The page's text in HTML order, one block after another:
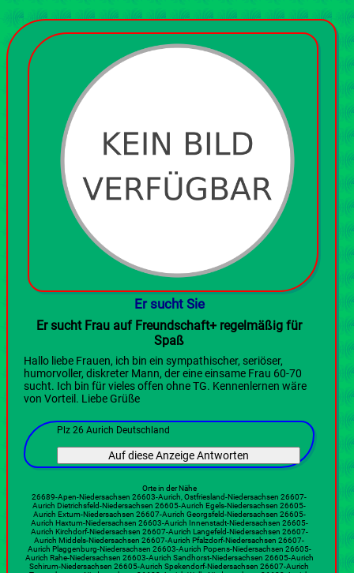
Er sucht Sie
Er sucht Frau auf Freundschaft+ regelmäßig für
Spaß
Hallo liebe Frauen, ich bin ein sympathischer, seriöser,
humorvoller, diskreter Mann, der eine einsame Frau 60-70
sucht. Ich bin für vieles offen ohne TG. Kennenlernen wäre
von Vorteil. Liebe Grüße
Plz 26 Aurich Deutschland
Orte in der Nähe
26689-Apen-Niedersachsen 26603-Aurich, Ostfriesland-Niedersachsen 26607-
Aurich Dietrichsfeld-Niedersachsen 26605-Aurich Egels-Niedersachsen 26605-
Aurich Extum-Niedersachsen 26607-Aurich Georgsfeld-Niedersachsen 26605-
Aurich Haxtum-Niedersachsen 26603-Aurich Innenstadt-Niedersachsen 26605-
Aurich Kirchdorf-Niedersachsen 26607-Aurich Langefeld-Niedersachsen 26607-
Aurich Middels-Niedersachsen 26607-Aurich Pfalzdorf-Niedersachsen 26607-
Aurich Plaggenburg-Niedersachsen 26603-Aurich Popens-Niedersachsen 26605-
Aurich Rahe-Niedersachsen 26603-Aurich Sandhorst-Niedersachsen 26605-Aurich
Schirum-Niedersachsen 26605-Aurich Spekendorf-Niedersachsen 26607-Aurich